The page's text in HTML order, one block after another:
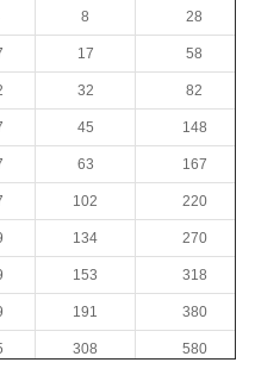
8 28
17 58
32 82
45 148
63 167
102 220
134 270
153 318
191 380
308 580